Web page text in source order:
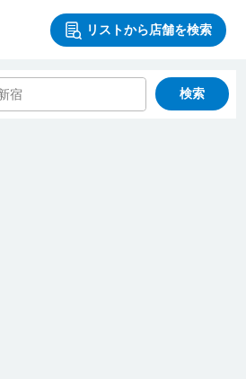
リストから店舗を検索
検索